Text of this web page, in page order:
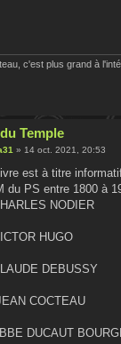
c'est plus grand à
Temple
» 14 oct. 2021, 20:53
est à titre
du PS entre 1800 à
NODIER
HUGO
DEBUSSY
COCTEAU
DUCAUT